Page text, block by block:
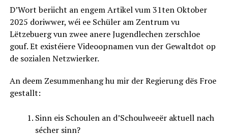
D’Wort beriicht an engem Artikel vum 31ten Oktober
2025 doriwwer, wéi ee Schüler am Zentrum vu
Lëtzebuerg vun zwee anere Jugendlechen zerschloe
gouf. Et existéiere Videoopnamen vun der Gewaltdot op
de sozialen Netzwierker.
An deem Zesummenhang hu mir der Regierung dës Froe
gestallt:
Sinn eis Schoulen an d’Schoulweeër aktuell nach
sécher sinn?